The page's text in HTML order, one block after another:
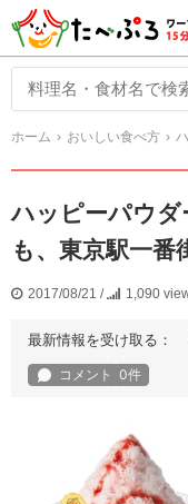
ホーム おいしい食べ方 ハ
ハッピーパウ
も、東京駅一
2017/08/21 / 1,090
最新情報を受け取る：